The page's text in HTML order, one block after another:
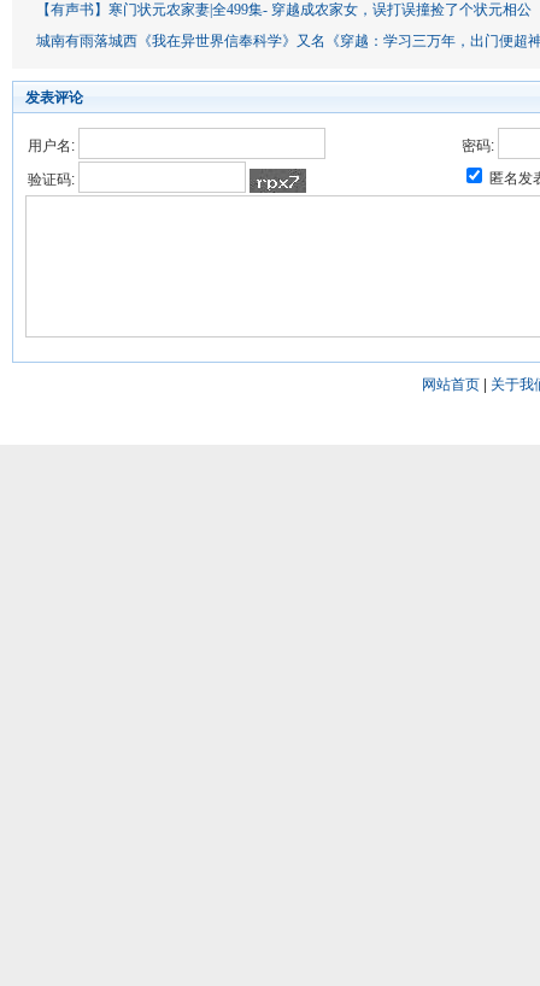
【有声书】寒门状元农家妻|全499集- 穿越成农家女，误打误撞捡了个状元相公
城南有雨落城西《我在异世界信奉科学》又名《穿越：学习三万年，出门便超
发表评论
用户名:
密码:
验证码:
匿名发
网站首页| 关于我